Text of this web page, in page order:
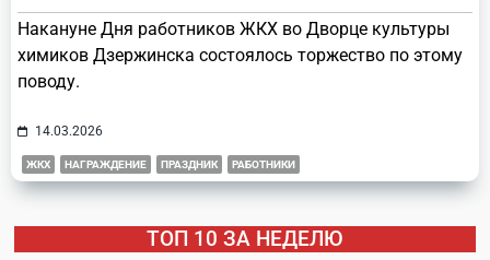
Накануне Дня работников ЖКХ во Дворце культуры
химиков Дзержинска состоялось торжество по этому
поводу.
14.03.2026
ЖКХ НАГРАЖДЕНИЕ ПРАЗДНИК РАБОТНИКИ
ТОП 10 ЗА НЕДЕЛЮ